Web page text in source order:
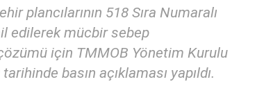
plancılarının 518 Sıra Numaralı
edilerek mücbir sebep
için TMMOB Yönetim Kurulu
basın açıklaması yapıldı.